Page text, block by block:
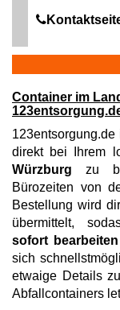
Container im
direkt bei Ihrem
Würzburg zu
Bürozeiten von
Bestellung wird
übermittelt,
sofort bearbeiten
sich
etwaige Details
Abfallcontainers